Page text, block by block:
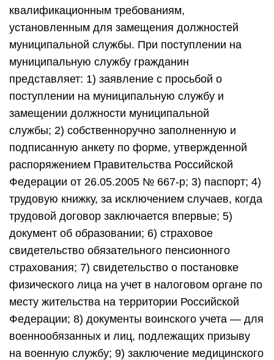
квалификационным требованиям,
установленным для замещения должностей
муниципальной службы. При поступлении на
муниципальную службу гражданин
представляет: 1) заявление с просьбой о
поступлении на муниципальную службу и
замещении должности муниципальной
службы; 2) собственноручно заполненную и
подписанную анкету по форме, утвержденной
распоряжением Правительства Российской
Федерации от 26.05.2005 № 667-р; 3) паспорт; 4)
трудовую книжку, за исключением случаев, когда
трудовой договор заключается впервые; 5)
документ об образовании; 6) страховое
свидетельство обязательного пенсионного
страхования; 7) свидетельство о постановке
физического лица на учет в налоговом органе по
месту жительства на территории Российской
Федерации; 8) документы воинского учета — для
военнообязанных и лиц, подлежащих призыву
на военную службу; 9) заключение медицинского